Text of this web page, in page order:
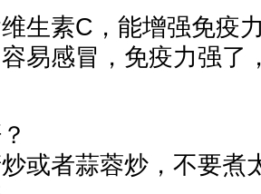
生素C，能增强免疫
易感冒，免疫力强了
或者蒜蓉炒，不要煮